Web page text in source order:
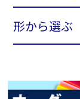
形から選ぶ